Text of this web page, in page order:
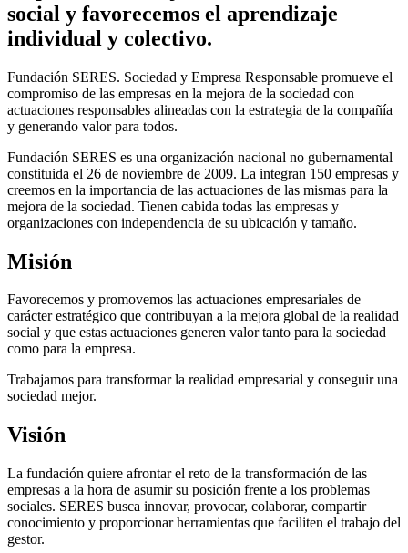
social y favorecemos el aprendizaje
individual y colectivo.
Fundación SERES. Sociedad y Empresa Responsable promueve el
compromiso de las empresas en la mejora de la sociedad con
actuaciones responsables alineadas con la estrategia de la compañía
y generando valor para todos.
Fundación SERES es una organización nacional no gubernamental
constituida el 26 de noviembre de 2009. La integran 150 empresas y
creemos en la importancia de las actuaciones de las mismas para la
mejora de la sociedad. Tienen cabida todas las empresas y
organizaciones con independencia de su ubicación y tamaño.
Misión
Favorecemos y promovemos las actuaciones empresariales de
carácter estratégico que contribuyan a la mejora global de la realidad
social y que estas actuaciones generen valor tanto para la sociedad
como para la empresa.
Trabajamos para transformar la realidad empresarial y conseguir una
sociedad mejor.
Visión
La fundación quiere afrontar el reto de la transformación de las
empresas a la hora de asumir su posición frente a los problemas
sociales. SERES busca innovar, provocar, colaborar, compartir
conocimiento y proporcionar herramientas que faciliten el trabajo del
gestor.